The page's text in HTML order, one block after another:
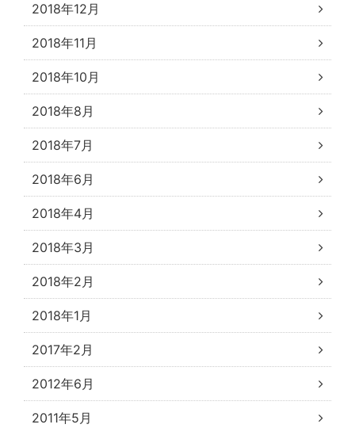
2018年12月
2018年11月
2018年10月
2018年8月
2018年7月
2018年6月
2018年4月
2018年3月
2018年2月
2018年1月
2017年2月
2012年6月
2011年5月